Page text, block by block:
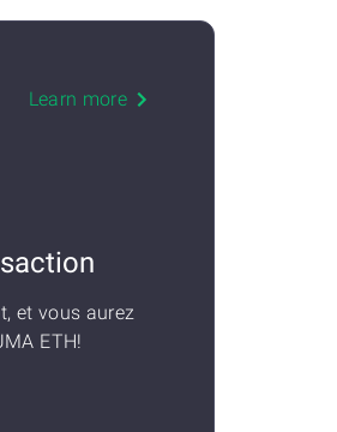
Learn more
et vous aurez
ETH!